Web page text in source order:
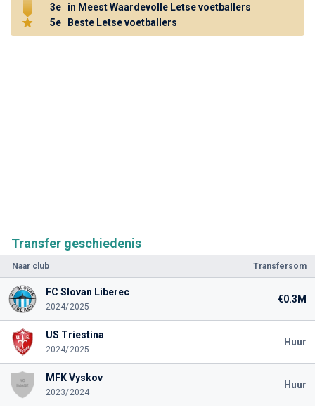
Transfer geschiedenis
Naar club Transfersom
FC Slovan Liberec
2024/2025
€0.3M
US Triestina
2024/2025
Huur
MFK Vyskov
2023/2024
Huur
3e
in Meest Waardevolle Letse voetballers
5e
Beste Letse voetballers